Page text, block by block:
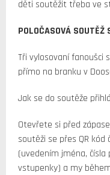
děti soutěžit třeba ve
POLOČASOVÁ SOUTĚŽ
Tři vylosovaní fanoušci
přímo na branku v
Jak se do soutěže
Otevřete si před
soutěži se přes QR
(uvedením jména,
vstupenky) a my